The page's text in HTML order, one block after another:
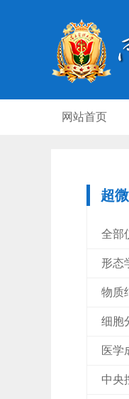
网站首页
超
全部
形态
物质
细胞
医学
中央